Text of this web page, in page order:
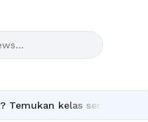
kelas seru dan materi